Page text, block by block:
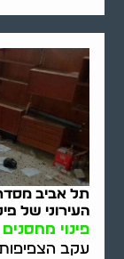
תל אביב
העירוני של
פינוי מחסנים
עקב